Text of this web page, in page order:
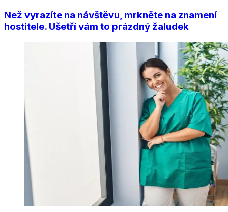
Než vyrazíte na návštěvu, mrkněte na znamení
hostitele. Ušetří vám to prázdný žaludek